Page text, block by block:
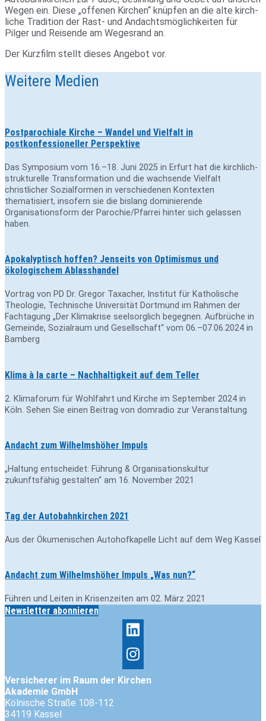
Wegen ein. Diese „offenen Kir­chen“ knüpfen an die alte kirch­
liche Tra­di­tion der Rast- und Andachts­mög­lich­keiten für
Pilger und Rei­sende am Weges­rand an.
Der Kurz­film stellt dieses Angebot vor.
Weitere Medien
Postparochiale Kirche – Wandel und Vielfalt in
postkonfessioneller Perspektive
Das Symposium vom 16.–18. Juni 2025 in Erfurt hat die kirchlich-
strukturelle Transformation und die wachsende Vielfalt
christlicher Sozialformen in verschiedenen Kontexten
thematisiert, insofern sie die bislang dominierende
Organisationsform der Parochie/Pfarrei hinter sich gelassen
haben.
Apokalyptisch hoffen? Jenseits von Optimismus und
ökologischem Ablasshandel
Vortrag von PD Dr. Gregor Taxacher, Institut für Katholische
Theologie, Technische Universität Dortmund im Rahmen der
Fachtagung „Der Klimakrise seelsorglich begegnen. Aufbrüche in
Gemeinde, Sozialraum und Gesellschaft“ vom 06.–07.06.2024 in
Bamberg
Klima à la carte – Nachhaltigkeit auf dem Teller
2. Klimaforum für Wohlfahrt und Kirche im September 2024 in
Köln. Sehen Sie einen Beitrag von domradio zur Veranstaltung.
Andacht zum Wilhelmshöher Impuls
„Haltung entscheidet: Führung & Organisationskultur
zukunftsfähig gestalten“ am 16. November 2021
Tag der Autobahnkirchen 2021
Aus der Ökumenischen Autohofkapelle Licht auf dem Weg Kassel
Andacht zum Wilhelmshöher Impuls „Was nun?“
Führen und Leiten in Krisenzeiten am 02. März 2021
Newsletter abonnieren
Versicherer im Raum der Kirchen
Akademie GmbH
Kölnische Straße 108-112
34119 Kassel